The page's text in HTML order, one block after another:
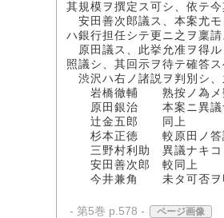
其規模ヲ撰定ス可シ、依テ
安田善次郎議ス、本案尤モ
ハ銀行担任シテ更ニ之ヲ稟
原田議ス、此挙允准ヲ得ル
照議シ、其回示ヲ待テ確答ス
渋沢ハ右ノ諸説ヲ判別シ
岩橋徹輔 熟按ノ為メ数
原田銀治 本案ニ異議ナ
辻金五郎 同上
杉本正徳 較原田ノ答
三野村利助 異議ナキコ
安田善次郎 較同上
今井兼角 未タ可否ヲ明
- 第5巻 p.578 - ページ画像